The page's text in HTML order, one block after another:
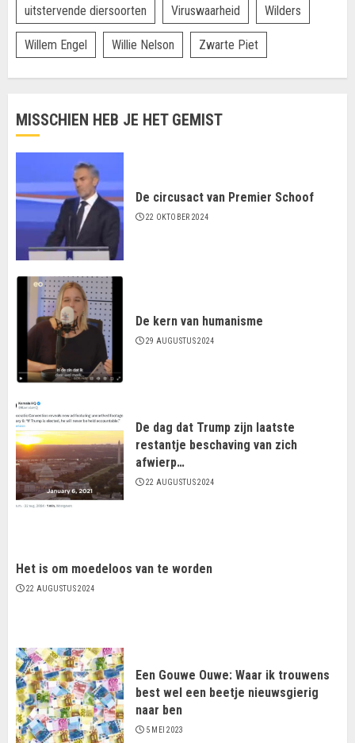
uitstervende diersoorten Viruswaarheid Wilders
Willem Engel Willie Nelson Zwarte Piet
MISSCHIEN HEB JE HET GEMIST
De circusact van Premier Schoof
22 OKTOBER 2024
De kern van humanisme
29 AUGUSTUS 2024
De dag dat Trump zijn laatste
restantje beschaving van zich
afwierp…
22 AUGUSTUS 2024
Het is om moedeloos van te worden
22 AUGUSTUS 2024
Een Gouwe Ouwe: Waar ik trouwens
best wel een beetje nieuwsgierig
naar ben
5 MEI 2023